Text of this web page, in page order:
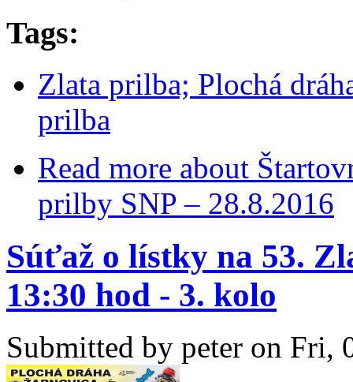
Tags:
Zlata prilba; Plochá
prilba
Read more about
prilby SNP – 28.8.2016
Súťaž o lístky na 53.
13:30 hod - 3. kolo
Submitted by peter on Fri,